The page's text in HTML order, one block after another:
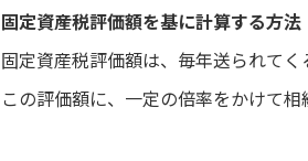
固定資産税評価額を基に計算する方法
固定資産税評価額は、毎年送られてく
この評価額に、一定の倍率をかけて相